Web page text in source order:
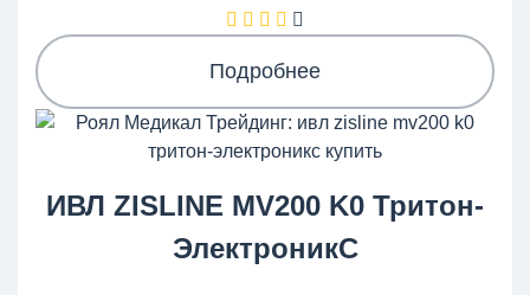
Подробнее
ИВЛ ZISLINE MV200 K0 Тритон-
ЭлектроникС